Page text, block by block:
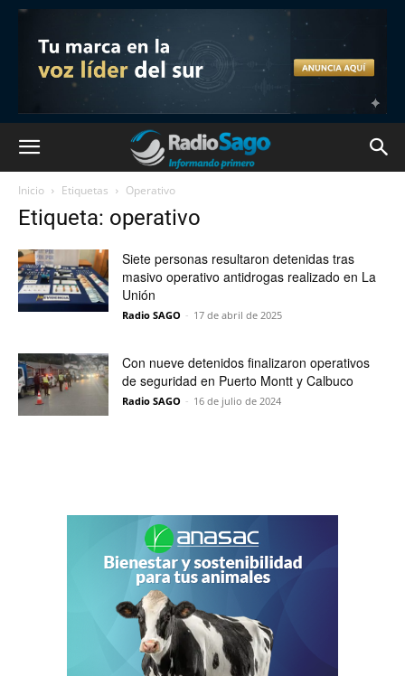
Inicio Etiquetas Operativo
Etiqueta: operativo
Siete personas resultaron detenidas tras
masivo operativo antidrogas realizado en La
Unión
Radio SAGO - 17 de abril de 2025
Con nueve detenidos finalizaron operativos
de seguridad en Puerto Montt y Calbuco
Radio SAGO - 16 de julio de 2024